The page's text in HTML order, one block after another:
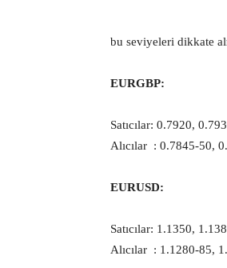
bu seviyeleri dikkate
EURGBP:
Satıcılar: 0.7920,
Alıcılar : 0.7845-50,
EURUSD:
Satıcılar: 1.1350,
Alıcılar : 1.1280-85,